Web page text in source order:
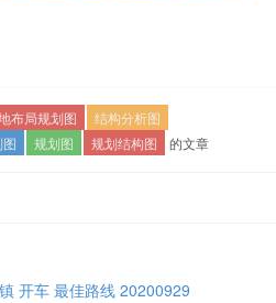
布局规划图
结构分析图
规划图 规划结构图 的文章
开车 最佳路线 20200929